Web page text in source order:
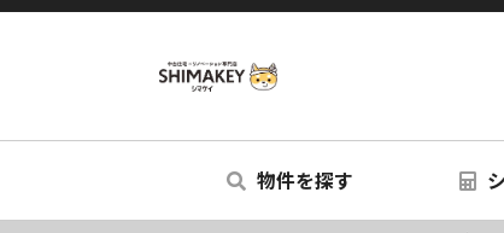
物件を探す
中古マンション
中古一戸建て シ
リノ